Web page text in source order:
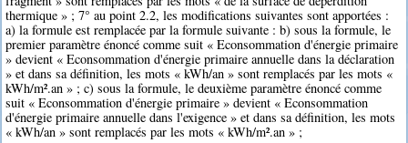
thermique » ; 7° au point 2.2, les modifications suivantes sont apportées :
a) la formule est remplacée par la formule suivante : b) sous la formule, le
premier paramètre énoncé comme suit « Econsommation d'énergie primaire
» devient « Econsommation d'énergie primaire annuelle dans la déclaration
» et dans sa définition, les mots « kWh/an » sont remplacés par les mots «
kWh/m².an » ; c) sous la formule, le deuxième paramètre énoncé comme
suit « Econsommation d'énergie primaire » devient « Econsommation
d'énergie primaire annuelle dans l'exigence » et dans sa définition, les mots
« kWh/an » sont remplacés par les mots « kWh/m².an » ;